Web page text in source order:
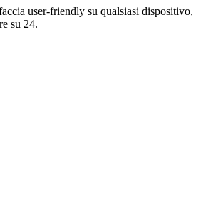
user-friendly su qualsiasi dispositivo,
su 24.